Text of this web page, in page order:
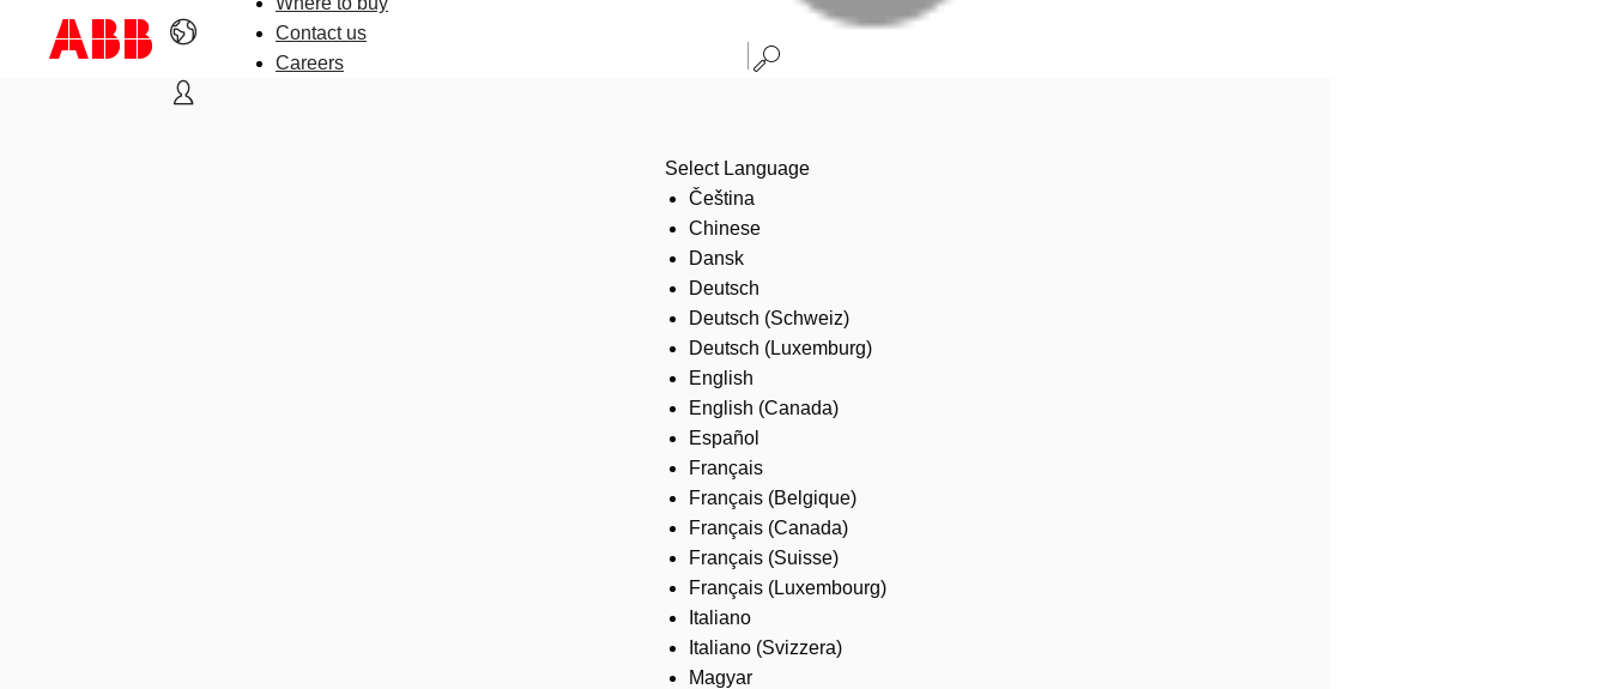
Contact us
Careers
Select Language
Čeština
Chinese
Dansk
Deutsch
Deutsch (Schweiz)
Deutsch (Luxemburg)
English
English (Canada)
Español
Français
Français (Belgique)
Français (Canada)
Français (Suisse)
Français (Luxembourg)
Italiano
Italiano (Svizzera)
Magyar